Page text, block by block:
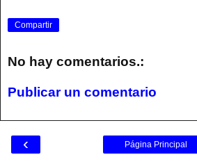
Compartir
No hay comentarios.:
Publicar un comentario
‹ Página Principal